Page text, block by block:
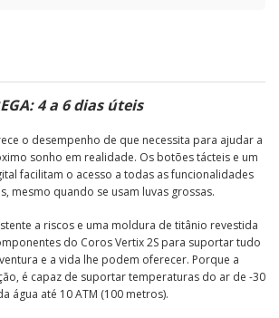
4 a 6 dias úteis
o desempenho de que necessita para ajudar a
sonho em realidade. Os botões tácteis e um
facilitam o acesso a todas as funcionalidades
mesmo quando se usam luvas grossas.
a riscos e uma moldura de titânio revestida
do Coros Vertix 2S para suportar tudo
e a vida lhe podem oferecer. Porque a
é capaz de suportar temperaturas do ar de -30
água até 10 ATM (100 metros).